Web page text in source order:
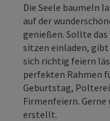
Die Seele baumeln
auf der
genießen. Sollte
sitzen einladen, gibt
sich richtig feiern
perfekten Rahmen
Geburtstag,
Firmenfeiern.
erstellt.